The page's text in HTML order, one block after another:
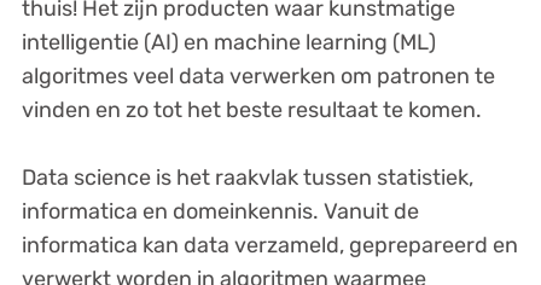
thuis! Het zijn producten waar kunstmatige
intelligentie (AI) en machine learning (ML)
algoritmes veel data verwerken om patronen te
vinden en zo tot het beste resultaat te komen.
Data science is het raakvlak tussen statistiek,
informatica en domeinkennis. Vanuit de
informatica kan data verzameld, geprepareerd en
verwerkt worden in algoritmen waarmee